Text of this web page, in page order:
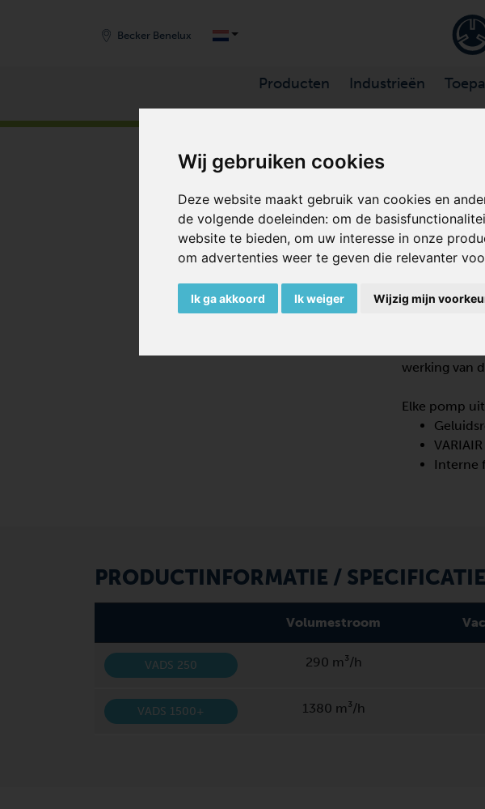
Wij gebruiken cookies
Deze website maakt gebruik van cookies en
de volgende doeleinden: om de
website te bieden, om uw interesse in onze
om advertenties weer te geven die relevanter
Ik ga akkoord Ik weiger Wijzig mijn
Becker Benelux
Producten Industrieën
Becker
vorm van de
onderhoud
werking van
Elke pomp
Interne
PRODUCTINFORMATIE /
Volumestroom
VADS 250 290 m³/h
VADS 1500+ 1380 m³/h